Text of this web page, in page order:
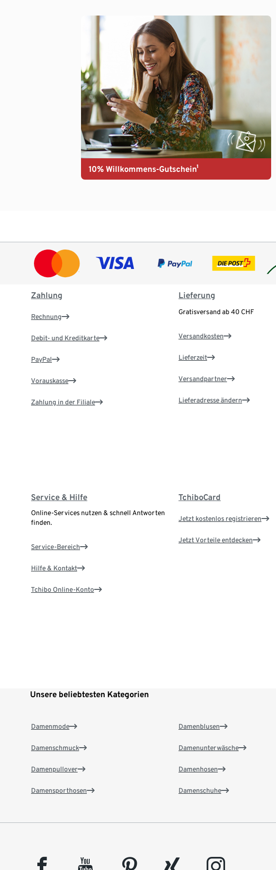
10% Willkommens-Gutschein¹
Zahlung
Rechnung
Debit- und Kreditkarte
PayPal
Vorauskasse
Zahlung in der Filiale
Lieferung
Gratisversand ab 40 CHF
Versandkosten
Lieferzeit
Versandpartner
Lieferadresse ändern
Service & Hilfe
Online-Services nutzen & schnell Antworten
finden.
Service-Bereich
Hilfe & Kontakt
Tchibo Online-Konto
TchiboCard
Jetzt kostenlos registrieren
Jetzt Vorteile entdecken
Unsere beliebtesten Kategorien
Damenmode
Damenschmuck
Damenpullover
Damensporthosen
Damenblusen
Damenunterwäsche
Damenhosen
Damenschuhe